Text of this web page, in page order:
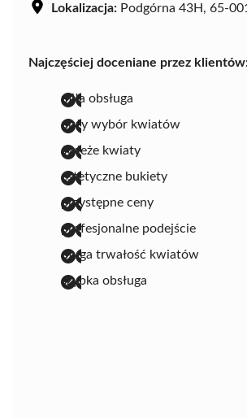
Lokalizacja: Podgórna 43H, 65-
Najczęściej doceniane przez
miła obsługa
duży wybór kwiatów
świeże kwiaty
estetyczne bukiety
przystępne ceny
profesjonalne podejście
długa trwałość kwiatów
szybka obsługa